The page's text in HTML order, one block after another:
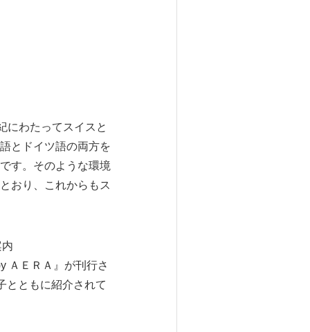
にわたってスイスと
とドイツ語の両方を
す。そのような環境
おり、これからもス
ＡＥＲＡ』が刊行さ
とともに紹介されて